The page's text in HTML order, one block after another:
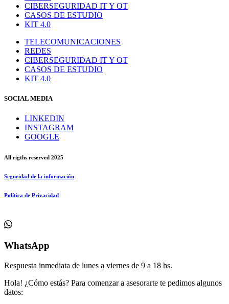
CIBERSEGURIDAD IT Y OT
CASOS DE ESTUDIO
KIT 4.0
TELECOMUNICACIONES
REDES
CIBERSEGURIDAD IT Y OT
CASOS DE ESTUDIO
KIT 4.0
SOCIAL MEDIA
LINKEDIN
INSTAGRAM
GOOGLE
All rigths reserved 2025
Seguridad de la información
Política de Privacidad
WhatsApp
Respuesta inmediata de lunes a viernes de 9 a 18 hs.
Hola! ¿Cómo estás? Para comenzar a asesorarte te pedimos algunos
datos: